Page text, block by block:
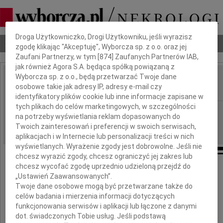
Nekrologi Odeszli Poradnik pogrzebowy
IMIĘ I NAZWISKO: Ryszard Zyss
REGION: Kraków
DATA EMISJI: 26.11.2020
Pogrążeni w żałobie pragniemy zawiadomić,
że dnia 21 listopada 2020 r. odszedł od nas
Dbamy o Twoją prywatność
Droga Użytkowniczko, Drogi Użytkowniku, jeśli wyrazisz
zgodę klikając "Akceptuję", Wyborcza sp. z o.o. oraz jej
Zaufani Partnerzy, w tym [874 ] Zaufanych Partnerów IAB,
jak również Agora S.A. będąca spółką powiązaną z
Wyborcza sp. z o.o., będą przetwarzać Twoje dane
osobowe takie jak adresy IP, adresy e-mail czy
identyfikatory plików cookie lub inne informacje zapisane w
tych plikach do celów marketingowych, w szczególności
na potrzeby wyświetlania reklam dopasowanych do
Twoich zainteresowań i preferencji w swoich serwisach,
aplikacjach i w Internecie lub personalizacji treści w nich
wyświetlanych. Wyrażenie zgody jest dobrowolne. Jeśli nie
chcesz wyrazić zgody, chcesz ograniczyć jej zakres lub
chcesz wycofać zgodę uprzednio udzieloną przejdź do
„Ustawień Zaawansowanych”.
Twoje dane osobowe mogą być przetwarzane także do
celów badania i mierzenia informacji dotyczących
funkcjonowania serwisów i aplikacji lub łączone z danymi
dot. świadczonych Tobie usług. Jeśli podstawą